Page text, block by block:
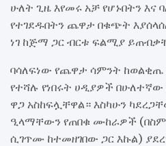
ሁለት ጊዜ እየመሩ አቻ የሆኑበትን እና
የተገደዱበትን ጨዋታ በቁጭት
ነገ ከጅማ ጋር ብርቱ ፍልሚያ
ባሳለፍነው የጨዋታ ሳምንት
የተሻሉ የነበሩት ሀዲያዎች
ዋጋ አስከፍሏቸዋል። እስካሁን
ዒላማቸውን የጠበቁ ሙከራዎች
ሲገጥሙ ከተመዘገበው ጋር እኩል)